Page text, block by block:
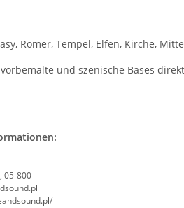
Römer, Tempel, Elfen, Kirche,
und szenische Bases
05-800